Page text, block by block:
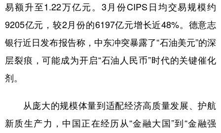
法律 中央文件 金融 汽车
食品 人居 信息化 数字经济
城市 旅游 能源 会展
彩票 娱乐 时尚 悦读
易额升至1.22万亿元。3月份CIPS日均交易规模约
9205亿元，较2月份的6197亿元增长近48%。德意志
银行近日发布报告称，中东冲突暴露了“石油美元”的深
层裂痕，可能成为开启“石油人民币”时代的关键催化
剂。
从庞大的规模体量到适配经济高质量发展、护航
新质生产力，中国正在经历从“金融大国”到“金融强